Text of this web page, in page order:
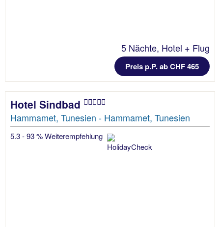
5 Nächte, Hotel + Flug
Preis p.P. ab CHF 465
Hotel Sindbad
Hammamet, Tunesien - Hammamet, Tunesien
5.3 - 93 % Weiterempfehlung